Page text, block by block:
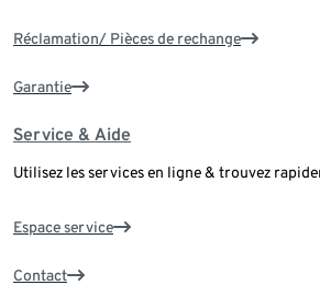
Réclamation/ Pièces de rechange
Garantie
Service & Aide
Utilisez les services en ligne & trouvez
Espace service
Contact